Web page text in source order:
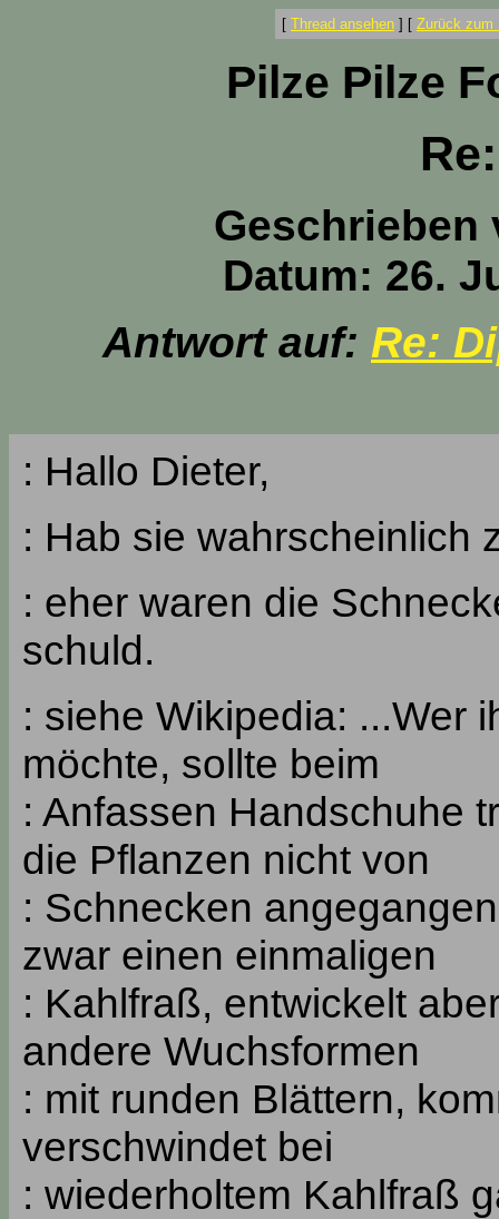
[ Thread ansehen ] [ Zurück zum
Pilze Pilze
Datum: 26.
Antwort auf: Re:
: Hallo Dieter,
: Hab sie wahrscheinlich
: eher waren die
schuld.
: siehe Wikipedia: ...Wer
möchte, sollte beim
: Anfassen Handschuhe
die Pflanzen nicht von
: Schnecken
zwar einen einmaligen
: Kahlfraß, entwickelt
andere Wuchsformen
: mit runden Blättern,
verschwindet bei
: wiederholtem Kahlfraß